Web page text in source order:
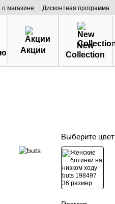
магазине Дисконтная программа
Акции
New
Collection
Выберите цвет